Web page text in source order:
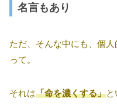
名言もあり
ただ、そんな中にも、個人
って。
それは「命を濃くする」と